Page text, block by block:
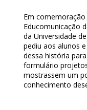
Em
Educomunicação
da Universidade
pediu aos alunos
dessa história
formulário
mostrassem um
conhecimento